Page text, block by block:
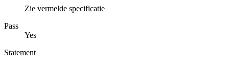
Zie vermelde specificatie
Pass
Yes
Statement